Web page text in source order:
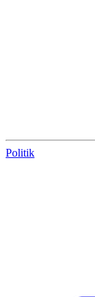
Politik